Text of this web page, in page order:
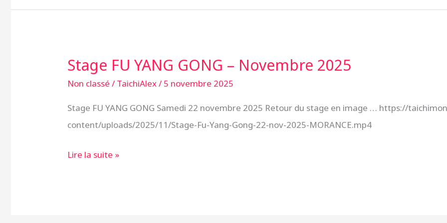
Stage FU YANG GONG – Novembre 2025
Non classé / TaichiAlex/ 5 novembre 2025
Stage FU YANG GONG Samedi 22 novembre 2025 Retour du stage en image … https://
content/uploads/2025/11/Stage-Fu-Yang-Gong-22-nov-2025-MORANCE.mp4
Stage
FU
GONG
–
Lire la suite »